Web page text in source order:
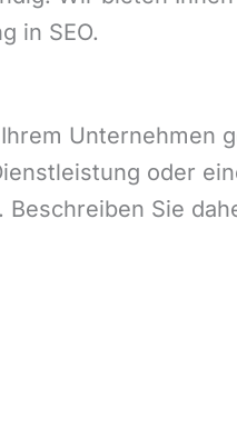
in SEO.
Unternehmen
oder
Sie